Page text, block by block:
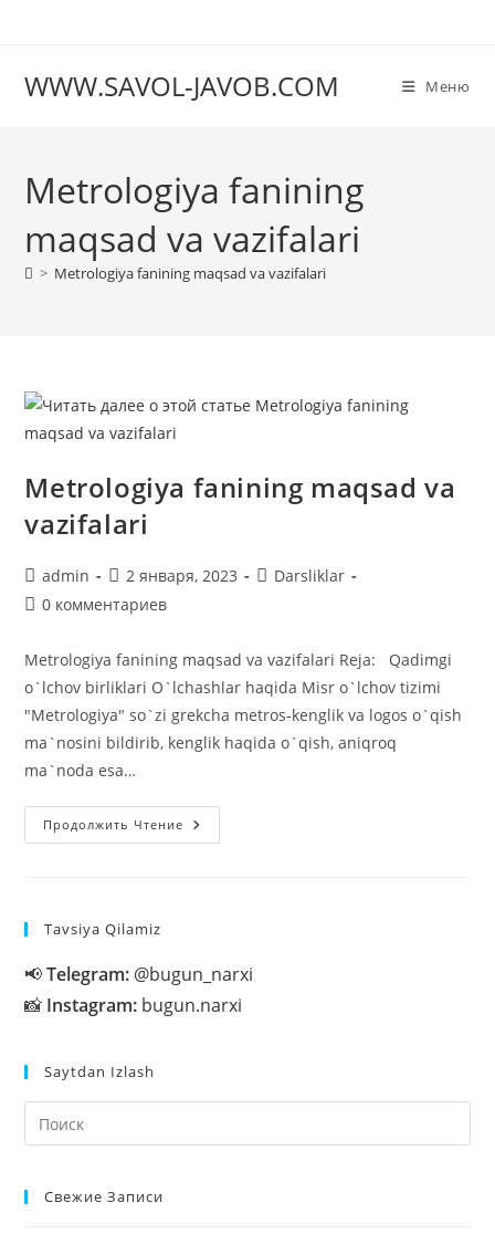
WWW.SAVOL-JAVOB.COM Меню
Metrologiya fanining
maqsad va vazifalari
> Metrologiya fanining maqsad va vazifalari
Metrologiya fanining maqsad va
vazifalari
Автор
записи:
admin
Запись
опубликована:
2 января, 2023
Рубрика
Darsliklar
Комментарии
записи:
0 комментариев
Metrologiya fanining maqsad va vazifalari Reja: Qadimgi
o`lchov birliklari O`lchashlar haqida Misr o`lchov tizimi
"Metrologiya" so`zi grekcha metros-kenglik va logos o`qish
ma`nosini bildirib, kenglik haqida o`qish, aniqroq
ma`noda esa…
Продолжить Чтение Metrologiya
Fanining
Tavsiya Qilamiz
📢Telegram: @bugun_narxi
📸 Instagram: bugun.narxi
Saytdan Izlash
Свежие Записи